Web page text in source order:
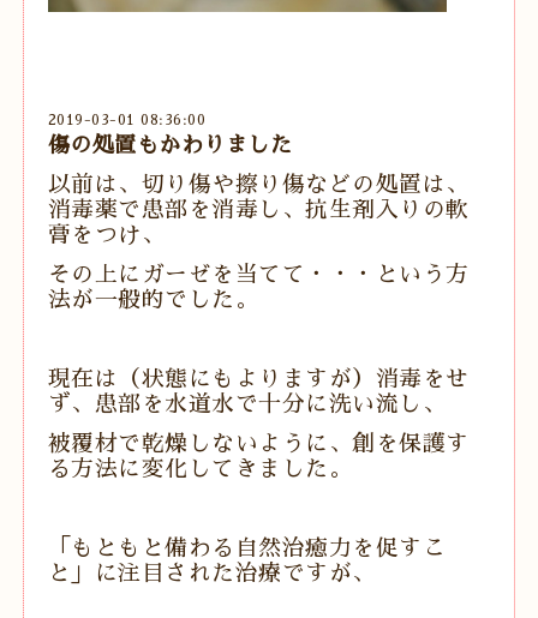
2019-03-01 08:36:00
傷の処置もかわりました
以前は、切り傷や擦り傷などの処置は、
消毒薬で患部を消毒し、抗生剤入りの軟
膏をつけ、
その上にガーゼを当てて・・・という方
法が一般的でした。
現在は（状態にもよりますが）消毒をせ
ず、患部を水道水で十分に洗い流し、
被覆材で乾燥しないように、創を保護す
る方法に変化してきました。
「もともと備わる自然治癒力を促すこ
と」に注目された治療ですが、